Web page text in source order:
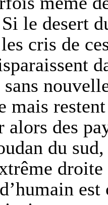
le desert
cris de
mais
alors des
du